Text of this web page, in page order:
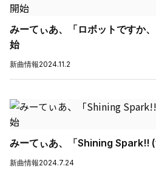
みーてぃあ、「ロボットですか
始
新曲情報2024.11.2
みーてぃあ、「Shining Spark!!
新曲情報2024.7.24